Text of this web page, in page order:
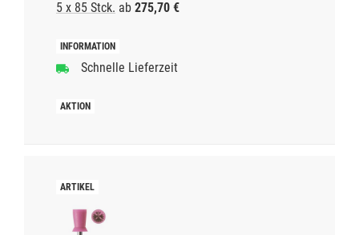
5 x 85 Stck. ab 275,70 €
Schnelle Lieferzeit